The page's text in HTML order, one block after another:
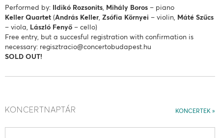
Performed by: Ildikó Rozsonits Mihály Boros – piano
Keller Quartet (András Keller Zsófia Környei – violin, Máté Szűcs
– viola, László Fenyő – cello)
Free entry, but a succesful registration with confirmation is
necessary: regisztracio@concertobudapest.hu
SOLD OUT!
KONCERTEK
KONCERTNAPTÁR